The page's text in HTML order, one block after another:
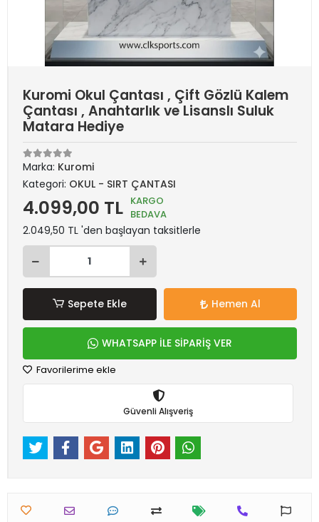
Kuromi Okul Çantası , Çift Gözlü Kalem
Çantası , Anahtarlık ve Lisanslı Suluk
Matara Hediye
Marka: Kuromi
Kategori: OKUL - SIRT ÇANTASI
4.099,00 TL KARGO
BEDAVA
2.049,50 TL 'den başlayan taksitlerle
Sepete Ekle Hemen Al
WHATSAPP İLE SİPARİŞ VER
Favorilerime ekle
Güvenli Alışveriş